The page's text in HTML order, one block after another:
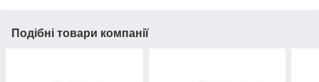
Подібні товари компанії